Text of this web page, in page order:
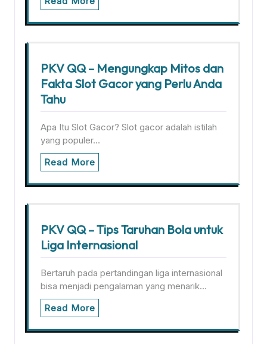
PKV QQ – Mengungkap Mitos dan
Fakta Slot Gacor yang Perlu Anda
Tahu
Apa Itu Slot Gacor? Slot gacor adalah istilah
yang populer…
Read More
PKV QQ – Tips Taruhan Bola untuk
Liga Internasional
Bertaruh pada pertandingan liga internasional
bisa menjadi pengalaman yang menarik…
Read More